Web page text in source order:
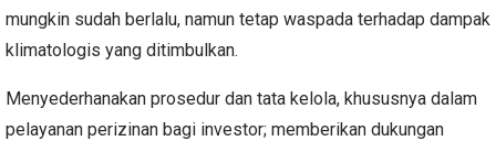
mungkin sudah berlalu, namun tetap waspada terhadap dampak
klimatologis yang ditimbulkan.
Menyederhanakan prosedur dan tata kelola, khususnya dalam
pelayanan perizinan bagi investor; memberikan dukungan